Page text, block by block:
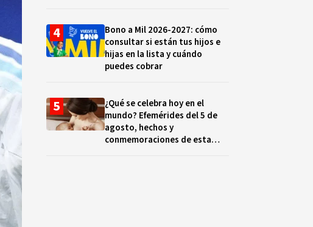
Bono a Mil 2026-2027: cómo
consultar si están tus hijos e
hijas en la lista y cuándo
puedes cobrar
¿Qué se celebra hoy en el
mundo? Efemérides del 5 de
agosto, hechos y
conmemoraciones de esta